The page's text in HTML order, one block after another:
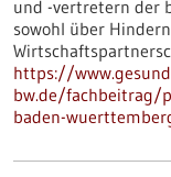
und -vertretern der
sowohl über
https://
bw.de/fachbeitrag/
baden-